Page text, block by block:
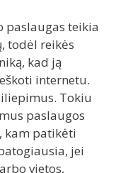
paslaugas teikia
todėl reikės
kad ją
internetu.
Tokiu
paslaugos
kam patikėti
jei
vietos,